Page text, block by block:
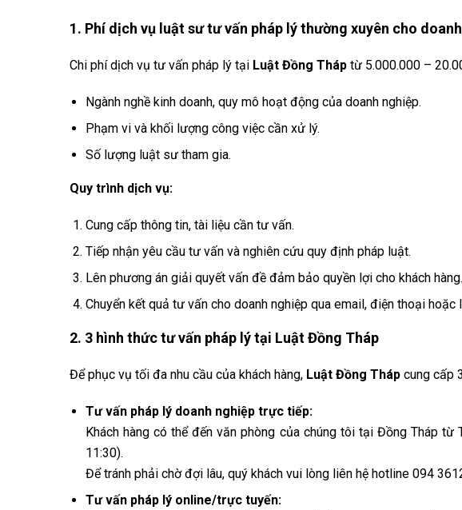
1. Phí dịch vụ luật sư tư vấn pháp lý thường xuyên cho
Chi phí dịch vụ tư vấn pháp lý tại Luật Đồng Tháp từ 5.000.000 –
Ngành nghề kinh doanh, quy mô hoạt động của doanh nghiệp.
Phạm vi và khối lượng công việc cần xử lý.
Số lượng luật sư tham gia.
Quy trình dịch vụ:
Cung cấp thông tin, tài liệu cần tư vấn.
Tiếp nhận yêu cầu tư vấn và nghiên cứu quy định pháp luật.
Lên phương án giải quyết vấn đề đảm bảo quyền lợi cho khách hàng.
Chuyển kết quả tư vấn cho doanh nghiệp qua email, điện thoại
2. 3 hình thức tư vấn pháp lý tại Luật Đồng Tháp
Để phục vụ tối đa nhu cầu của khách hàng, Luật Đồng Tháp cung cấp
Tư vấn pháp lý doanh nghiệp trực tiếp:
Khách hàng có thể đến văn phòng của chúng tôi tại Đồng Tháp
11:30).
Để tránh phải chờ đợi lâu, quý khách vui lòng liên hệ hotline 094
Tư vấn pháp lý online/trực tuyến: